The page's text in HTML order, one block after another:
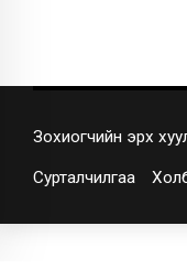
Зохиогчийн эрх
Сурталчилгаа